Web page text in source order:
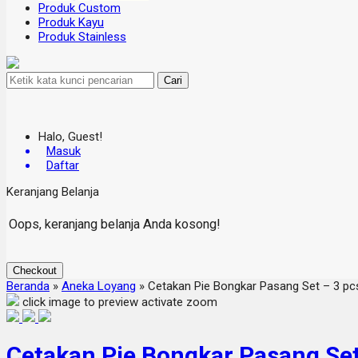
Produk Custom
Produk Kayu
Produk Stainless
Cari
Halo, Guest!
Masuk
Daftar
Keranjang Belanja
Oops, keranjang belanja Anda kosong!
Checkout
Beranda » Aneka Loyang » Cetakan Pie Bongkar Pasang Set – 3
click image to preview activate zoom